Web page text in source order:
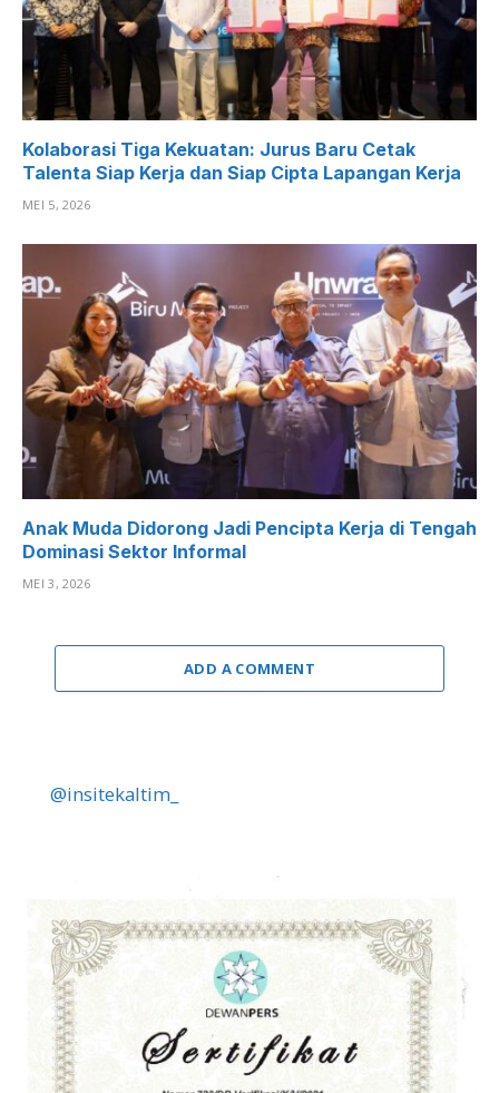
Kolaborasi Tiga Kekuatan: Jurus Baru Cetak
Talenta Siap Kerja dan Siap Cipta Lapangan Kerja
MEI 5, 2026
Anak Muda Didorong Jadi Pencipta Kerja di Tengah
Dominasi Sektor Informal
MEI 3, 2026
ADD A COMMENT
@insitekaltim_